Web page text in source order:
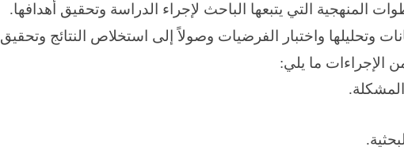
المنهجية التي يتبعها الباحث لإجراء الدراسة وتحقيق أهدافها.
وتحليلها واختبار الفرضيات وصولاً إلى استخلاص النتائج وتحقيق
الإجراءات ما يلي: